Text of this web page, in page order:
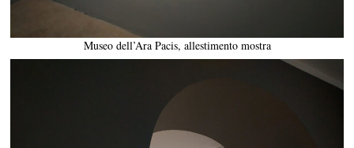
Museo dell’Ara Pacis, allestimento mostra